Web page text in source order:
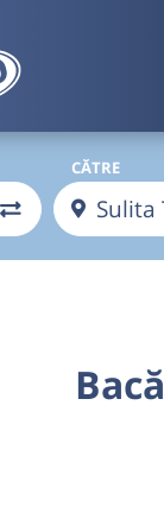
CĂTRE